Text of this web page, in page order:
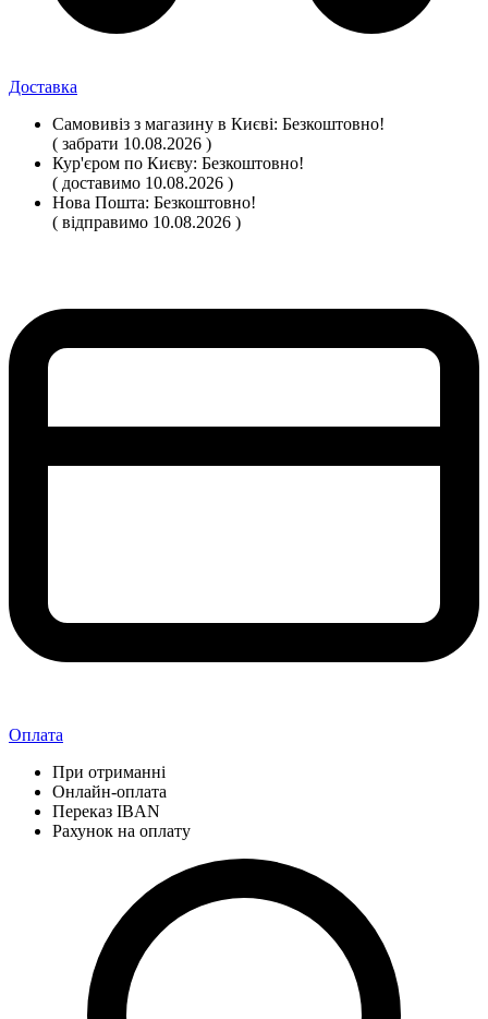
Доставка
Самовивіз з магазину в Києві: Безкоштовно!
( забрати 10.08.2026 )
Кур'єром по Києву: Безкоштовно!
( доставимо 10.08.2026 )
Нова Пошта: Безкоштовно!
( відправимо 10.08.2026 )
Оплата
При отриманні
Онлайн-оплата
Переказ IBAN
Рахунок на оплату